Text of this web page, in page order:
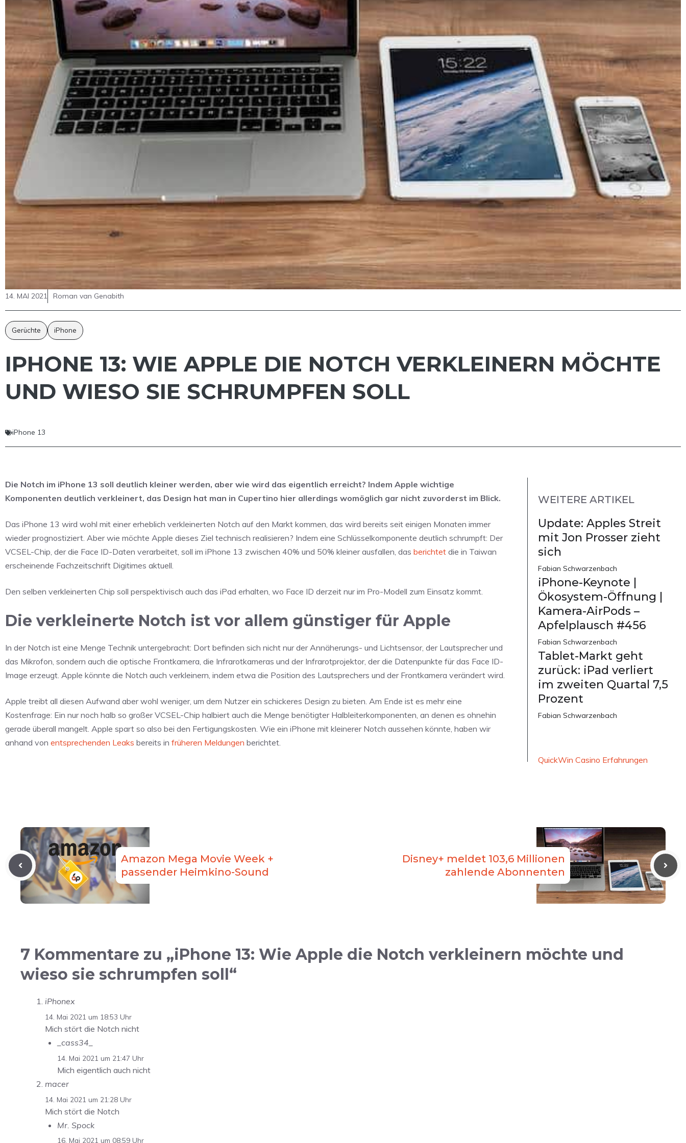
14. MAI 2021 Roman van Genabith
Gerüchte iPhone
IPHONE 13: WIE APPLE DIE NOTCH VERKLEINERN MÖCHTE
UND WIESO SIE SCHRUMPFEN SOLL
iPhone 13
Die Notch im iPhone 13 soll deutlich kleiner werden, aber wie wird das eigentlich erreicht? Indem Apple wichtige
Komponenten deutlich verkleinert, das Design hat man in Cupertino hier allerdings womöglich gar nicht zuvorderst im Blick.
Das iPhone 13 wird wohl mit einer erheblich verkleinerten Notch auf den Markt kommen, das wird bereits seit einigen Monaten immer
wieder prognostiziert. Aber wie möchte Apple dieses Ziel technisch realisieren? Indem eine Schlüsselkomponente deutlich schrumpft: Der
VCSEL-Chip, der die Face ID-Daten verarbeitet, soll im iPhone 13 zwischen 40% und 50% kleiner ausfallen, das berichtet die in Taiwan
erscheinende Fachzeitschrift Digitimes aktuell.
Den selben verkleinerten Chip soll perspektivisch auch das iPad erhalten, wo Face ID derzeit nur im Pro-Modell zum Einsatz kommt.
Die verkleinerte Notch ist vor allem günstiger für Apple
In der Notch ist eine Menge Technik untergebracht: Dort befinden sich nicht nur der Annäherungs- und Lichtsensor, der Lautsprecher und
das Mikrofon, sondern auch die optische Frontkamera, die Infrarotkameras und der Infrarotprojektor, der die Datenpunkte für das Face ID-
Image erzeugt. Apple könnte die Notch auch verkleinern, indem etwa die Position des Lautsprechers und der Frontkamera verändert wird.
Apple treibt all diesen Aufwand aber wohl weniger, um dem Nutzer ein schickeres Design zu bieten. Am Ende ist es mehr eine
Kostenfrage: Ein nur noch halb so großer VCSEL-Chip halbiert auch die Menge benötigter Halbleiterkomponenten, an denen es ohnehin
gerade überall mangelt. Apple spart so also bei den Fertigungskosten. Wie ein iPhone mit kleinerer Notch aussehen könnte, haben wir
anhand von entsprechenden Leaks bereits in früheren Meldungen berichtet.
WEITERE ARTIKEL
Update: Apples Streit
mit Jon Prosser zieht
sich
Fabian Schwarzenbach
iPhone-Keynote |
Ökosystem-Öffnung |
Kamera-AirPods –
Apfelplausch #456
Fabian Schwarzenbach
Tablet-Markt geht
zurück: iPad verliert
im zweiten Quartal 7,5
Prozent
Fabian Schwarzenbach
QuickWin Casino Erfahrungen
Amazon Mega Movie Week +
passender Heimkino-Sound
Disney+ meldet 103,6 Millionen
zahlende Abonnenten
7 Kommentare zu „iPhone 13: Wie Apple die Notch verkleinern möchte und
wieso sie schrumpfen soll“
iPhonex
14. Mai 2021 um 18:53 Uhr
Mich stört die Notch nicht
_cass34_
14. Mai 2021 um 21:47 Uhr
Mich eigentlich auch nicht
macer
14. Mai 2021 um 21:28 Uhr
Mich stört die Notch
Mr. Spock
16. Mai 2021 um 08:59 Uhr